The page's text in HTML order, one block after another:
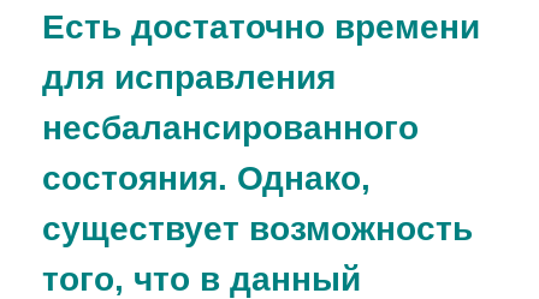
Есть достаточно времени
для исправления
несбалансированного
состояния. Однако,
существует возможность
того, что в данный